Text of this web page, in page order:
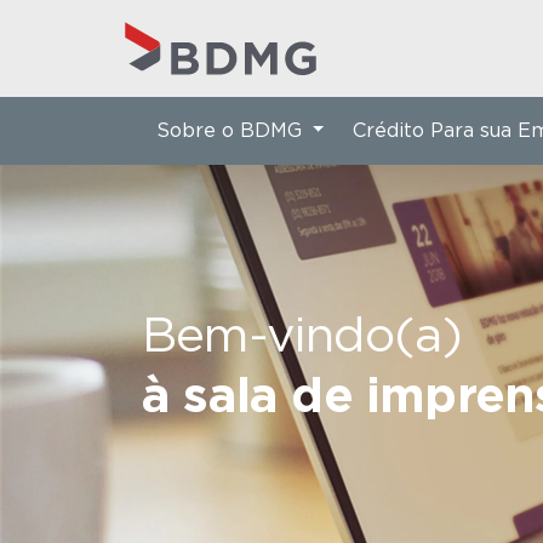
Bem-vindo(a)
à sala de
Sobre o BDMG Crédito Para sua